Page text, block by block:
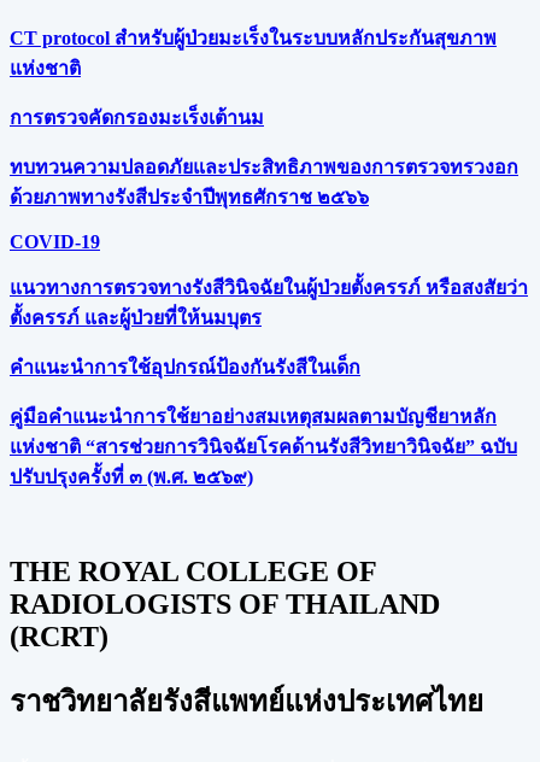
CT protocol สำหรับผู้ป่วยมะเร็งในระบบหลักประกันสุขภาพ
แห่งชาติ
การตรวจคัดกรองมะเร็งเต้านม
ทบทวนความปลอดภัยและประสิทธิภาพของการตรวจทรวงอก
ด้วยภาพทางรังสีประจำปีพุทธศักราช ๒๕๖๖
COVID-19
แนวทางการตรวจทางรังสีวินิจฉัยในผู้ป่วยตั้งครรภ์ หรือสงสัยว่า
ตั้งครรภ์ และผู้ป่วยที่ให้นมบุตร
คำแนะนำการใช้อุปกรณ์ป้องกันรังสีในเด็ก
คู่มือคำแนะนำการใช้ยาอย่างสมเหตุสมผลตามบัญชียาหลัก
แห่งชาติ “สารช่วยการวินิจฉัยโรคด้านรังสีวิทยาวินิจฉัย” ฉบับ
ปรับปรุงครั้งที่ ๓ (พ.ศ. ๒๕๖๙)
THE ROYAL COLLEGE OF
RADIOLOGISTS OF THAILAND
(RCRT)
ราชวิทยาลัยรังสีแพทย์แห่งประเทศไทย